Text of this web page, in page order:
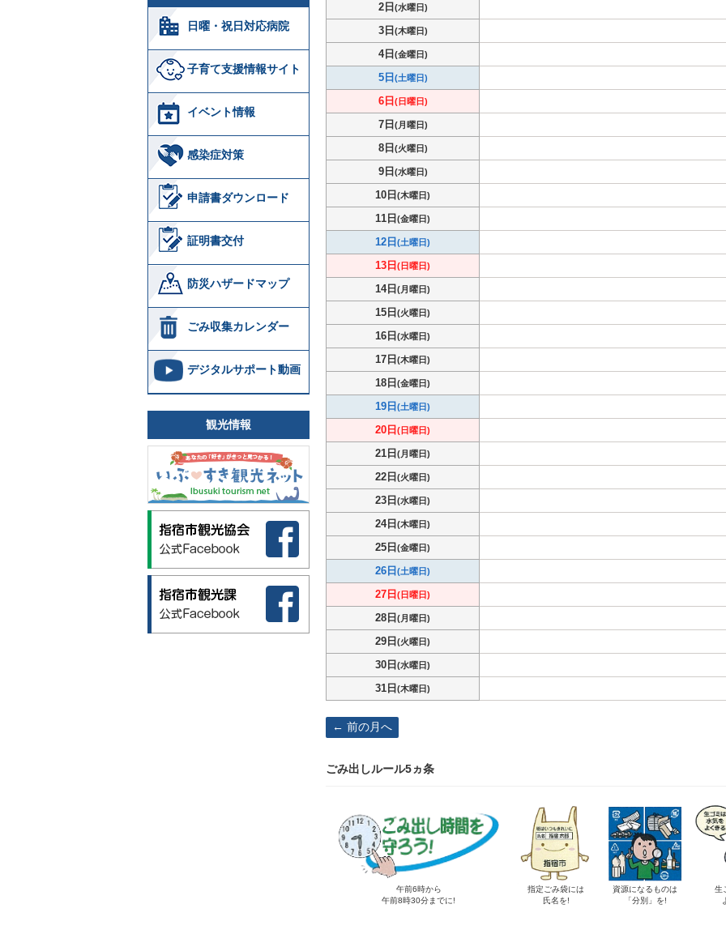
日曜・祝日対応病院
子育て支援情報サイト
イベント情報
感染症対策
申請書ダウンロード
証明書交付
防災ハザードマップ
ごみ収集カレンダー
デジタルサポート動画
観光情報
2日 (水曜日)
3日 (木曜日)
4日 (金曜日)
5日 (土曜日)
6日 (日曜日)
7日 (月曜日)
8日 (火曜日)
9日 (水曜日)
10日 (木曜日)
11日 (金曜日)
12日 (土曜日)
13日 (日曜日)
14日 (月曜日)
15日 (火曜日)
16日 (水曜日)
17日 (木曜日)
18日 (金曜日)
19日 (土曜日)
20日 (日曜日)
21日 (月曜日)
22日 (火曜日)
23日 (水曜日)
24日 (木曜日)
25日 (金曜日)
26日 (土曜日)
27日 (日曜日)
28日 (月曜日)
29日 (火曜日)
30日 (水曜日)
31日 (木曜日)
前の月へ
ごみ出しルール5ヵ条
午前6時から
午前8時30分までに!
指定ごみ袋には
氏名を!
資源になるものは
「分別」を!
生